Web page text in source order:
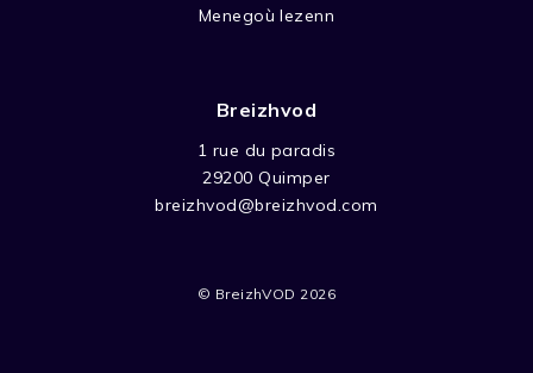
Menegoù lezenn
Breizhvod
1 rue du paradis
29200 Quimper
breizhvod@breizhvod.com
© BreizhVOD 2026